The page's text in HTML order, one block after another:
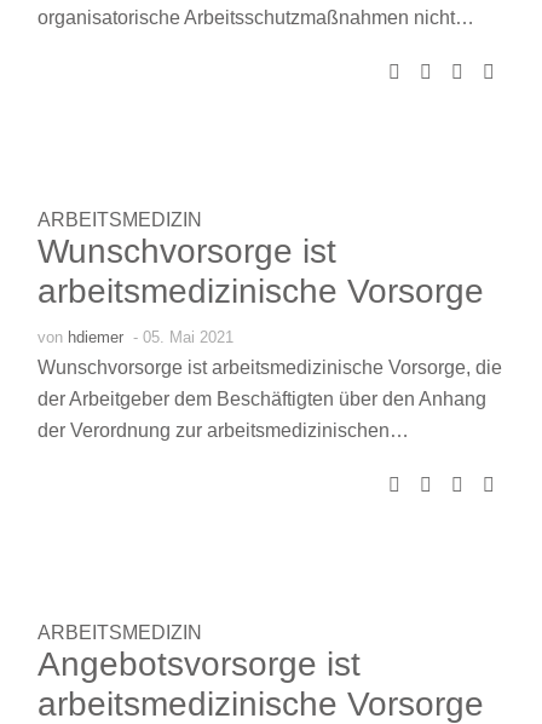
organisatorische Arbeitsschutzmaßnahmen nicht…
ARBEITSMEDIZIN
Wunschvorsorge ist
arbeitsmedizinische Vorsorge
von hdiemer - 05. Mai 2021
Wunschvorsorge ist arbeitsmedizinische Vorsorge, die
der Arbeitgeber dem Beschäftigten über den Anhang
der Verordnung zur arbeitsmedizinischen…
ARBEITSMEDIZIN
Angebotsvorsorge ist
arbeitsmedizinische Vorsorge